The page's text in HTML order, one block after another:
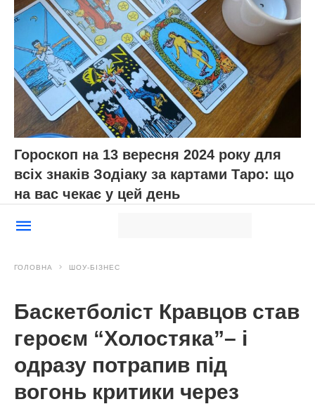
Гороскоп на 13 вересня 2024 року для
всіх знаків Зодіаку за картами Таро: що
на вас чекає у цей день